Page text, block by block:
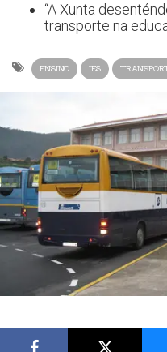
“A Xunta
transporte na
ENSINO IES